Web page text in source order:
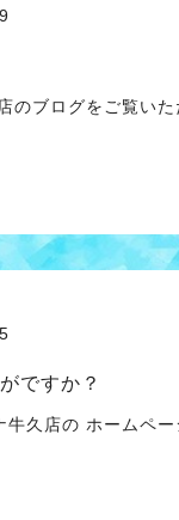
ブログをご覧い
ですか？
久店の ホームペ